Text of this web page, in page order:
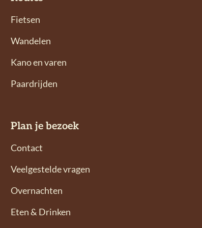
o
l
o
n
o
a
c
b
o
k
o
l
o
n
o
n
s
a
g
a
Fietsen
Wandelen
Kano en varen
Paardrijden
Plan je bezoek
Contact
Veelgestelde vragen
Overnachten
Eten & Drinken